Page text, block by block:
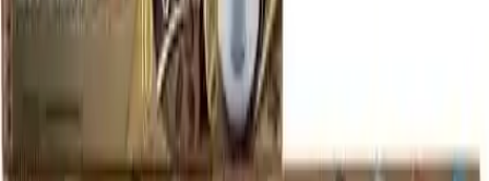
Kahve kavurma işlemi, bilgisayar kontrollü sistemler aracılığıyla
takip edilerek, tutarlı bir kavurma profili sağlanır. Günlük kavurma
işlemleriyle taze kahve üretilir ve müşterilerin siparişlerine göre
hazırlanır. Bu yaklaşım, ürünlerin raflarda uzun süre beklemesini
engeller ve tazeliği en üst seviyede tutar.
Üretimde Sürdürülebilirlik ve Doğal
Malzemeler